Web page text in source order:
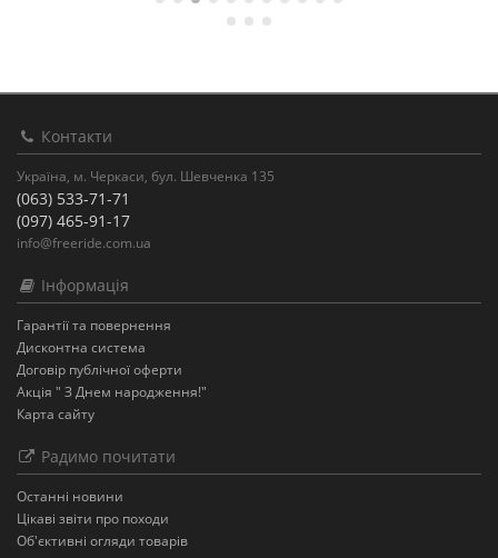
Контакти
Україна, м. Черкаси, бул. Шевченка 135
(063) 533-71-71
(097) 465-91-17
info@freeride.com.ua
Інформація
Гарантії та повернення
Дисконтна система
Договір публічної оферти
Акція " З Днем народження!"
Карта сайту
Радимо почитати
Останнi новини
Цікаві звіти про походи
Об'єктивні огляди товарів